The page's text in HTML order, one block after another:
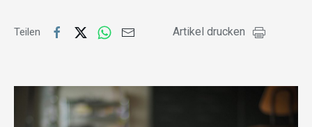
Teilen Artikel drucken